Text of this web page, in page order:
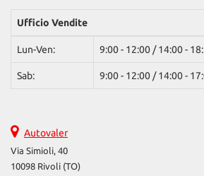
Ufficio Vendite
Lun-Ven: 9:00 - 12:00 / 14:00 -
Sab: 9:00 - 12:00 / 14:00 -
Autovaler
Via Simioli, 40
10098 Rivoli (TO)